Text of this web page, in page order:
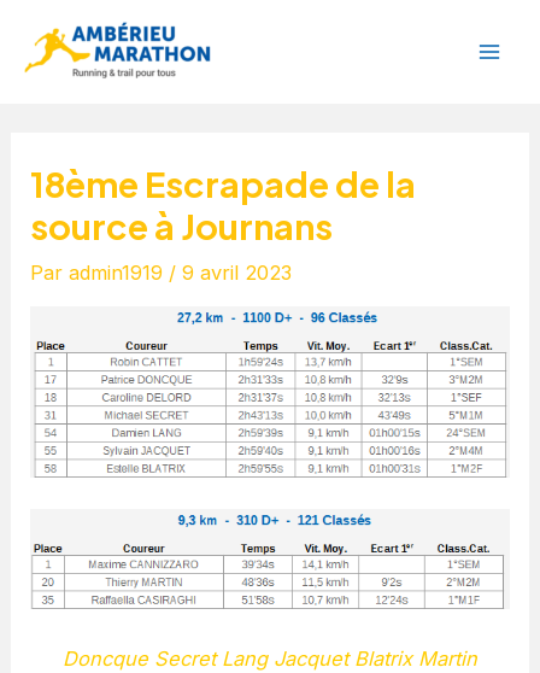
18ème Escrapade de la
source à Journans
Paradmin1919 /9 avril 2023
Doncque Secret Lang Jacquet Blatrix Martin
Navigation
de